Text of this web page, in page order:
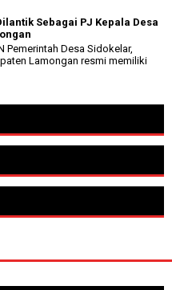
Sebagai PJ Kepala Desa
Pemerintah Desa Sidokelar,
Lamongan resmi memiliki